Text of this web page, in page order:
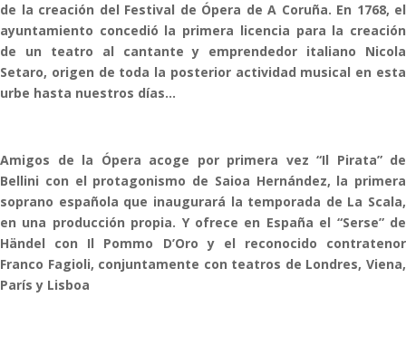
de la creación del Festival de Ópera de A Coruña. En 1768, el
ayuntamiento concedió la primera licencia para la creación
de un teatro al cantante y emprendedor italiano Nicola
Setaro, origen de toda la posterior actividad musical en esta
urbe hasta nuestros días…
Amigos de la Ópera acoge por primera vez “Il Pirata” de
Bellini con el protagonismo de Saioa Hernández, la primera
soprano española que inaugurará la temporada de La Scala,
en una producción propia. Y ofrece en España el “Serse” de
Händel con Il Pommo D’Oro y el reconocido contratenor
Franco Fagioli, conjuntamente con teatros de Londres, Viena,
París y Lisboa